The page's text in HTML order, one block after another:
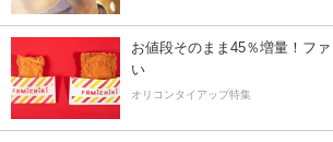
お値段そのまま45％増量！フ
い
オリコンタイアップ特集